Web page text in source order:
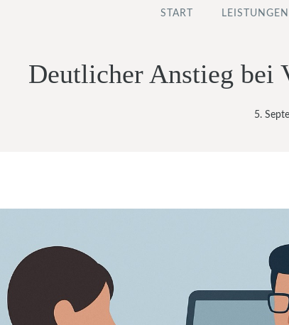
START LEISTUNGEN
Deutlicher Anstieg bei
5.